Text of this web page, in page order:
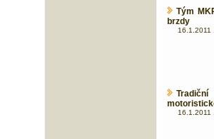
Tým
brzdy
16.1.2011
16.1.2011